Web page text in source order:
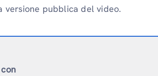
versione pubblica del video.